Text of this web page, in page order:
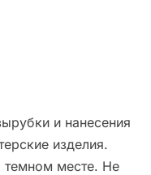
и нанесения
изделия.
темном месте. Не